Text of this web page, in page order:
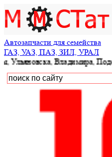
Автозапчасти для семейства
ГАЗ, УАЗ, ПАЗ, ЗИЛ, УРАЛ
Владимира, Подольска